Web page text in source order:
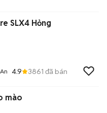
SLX4 Hỏng
4.9 3861 đã bán
mào